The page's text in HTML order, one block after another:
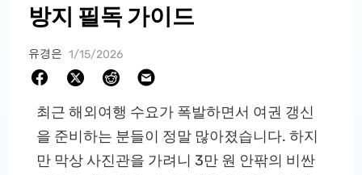
방지 필독 가이드
유경은 1/15/2026
최근 해외여행 수요가 폭발하면서 여권 갱신
을 준비하는 분들이 정말 많아졌습니다. 하지
만 막상 사진관을 가려니 3만 원 안팎의 비싼